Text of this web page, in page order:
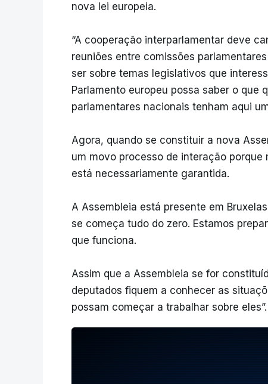
nova lei europeia.
“A cooperação interparlamentar deve
reuniões entre comissões
ser sobre temas legislativos que
Parlamento europeu possa saber o que
parlamentares nacionais tenham aqui
Agora, quando se constituir a nova
um movo processo de interação
está necessariamente garantida.
A Assembleia está presente em
se começa tudo do zero. Estamos
que funciona.
Assim que a Assembleia se for
deputados fiquem a conhecer as
possam começar a trabalhar sobre eles”.